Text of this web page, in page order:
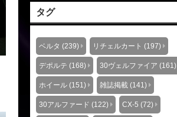
タグ
ベルタ (239) リチェルカート (197)
デポルテ (168) 30ヴェルファイア (161)
ホイール (151) 雑誌掲載 (141)
30アルファード (122) CX-5 (72)